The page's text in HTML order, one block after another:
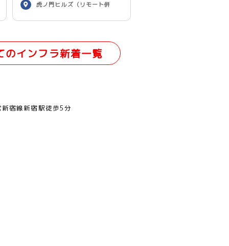
虎ノ門ヒルズ（リモート併
のインフラ新着一覧
新宿線新宿駅徒歩5分